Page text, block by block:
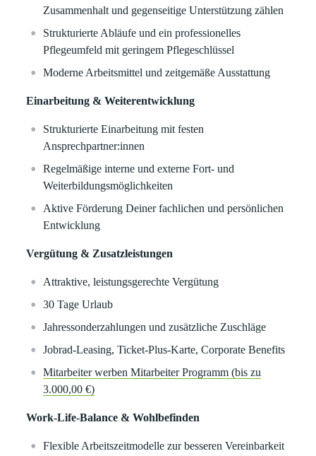
Zusammenhalt und gegenseitige Unterstützung zählen
Strukturierte Abläufe und ein professionelles
Pflegeumfeld mit geringem Pflegeschlüssel
Moderne Arbeitsmittel und zeitgemäße Ausstattung
Einarbeitung & Weiterentwicklung
Strukturierte Einarbeitung mit festen
Ansprechpartner:innen
Regelmäßige interne und externe Fort- und
Weiterbildungsmöglichkeiten
Aktive Förderung Deiner fachlichen und persönlichen
Entwicklung
Vergütung & Zusatzleistungen
Attraktive, leistungsgerechte Vergütung
30 Tage Urlaub
Jahressonderzahlungen und zusätzliche Zuschläge
Jobrad-Leasing, Ticket-Plus-Karte, Corporate Benefits
Mitarbeiter werben Mitarbeiter Programm (bis zu
3.000,00 €)
Work-Life-Balance & Wohlbefinden
Flexible Arbeitszeitmodelle zur besseren Vereinbarkeit